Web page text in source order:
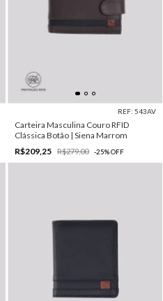
REF: 543AV
Carteira Masculina Couro RFID
Clássica Botão | Siena Marrom
R$209,25
R$279,00 -25%OFF